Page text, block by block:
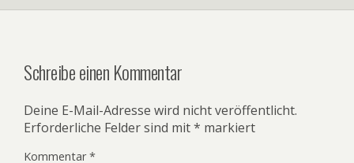
Schreibe einen Kommentar
Deine E-Mail-Adresse wird nicht veröffentlicht.
Erforderliche Felder sind mit* markiert
Kommentar*